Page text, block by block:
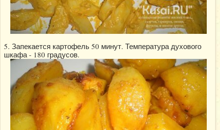
5. Запекается картофель 50 минут. Температура духового
шкафа - 180 градусов.